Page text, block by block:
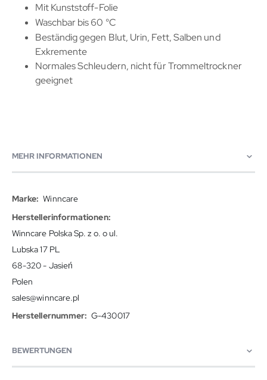
Mit Kunststoff-Folie
Waschbar bis 60 °C
Beständig gegen Blut, Urin, Fett, Salben und
Exkremente
Normales Schleudern, nicht für Trommeltrockner
geeignet
MEHR INFORMATIONEN
Mehr
Informationen
Winncare
Winncare Polska Sp. z o. o ul.
Lubska 17 PL
68-320 - Jasień
Polen
sales@winncare.pl
G-430017
BEWERTUNGEN